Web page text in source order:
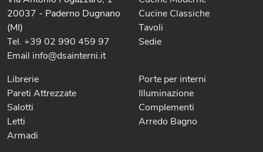
20037 - Paderno Dugnano
(MI)
Tel. +39 02 990 459 97
Email info@dsainterni.it
Cucine Classiche
Tavoli
Sedie
Librerie
Pareti Attrezzate
Salotti
Letti
Armadi
Porte per interni
Illuminazione
Complementi
Arredo Bagno